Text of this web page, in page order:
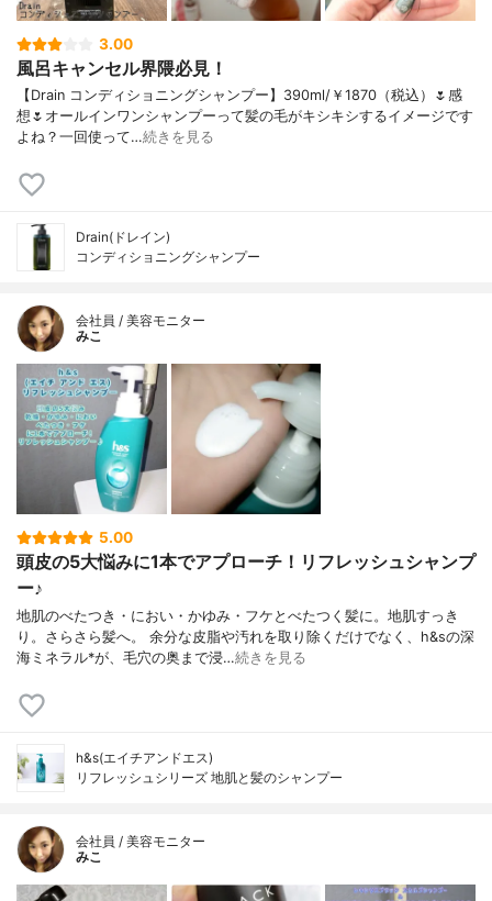
3.00
風呂キャンセル界隈必見！
【Drain コンディショニングシャンプー】390ml/￥1870（税込）🌷感
想🌷オールインワンシャンプーって髪の毛がキシキシするイメージです
よね？一回使って…続きを見る
Drain(ドレイン)
コンディショニングシャンプー
会社員 / 美容モニター
みこ
5.00
頭皮の5大悩みに1本でアプローチ！リフレッシュシャンプ
ー♪
地肌のべたつき・におい・かゆみ・フケとべたつく髪に。地肌すっき
り。さらさら髪へ。 余分な皮脂や汚れを取り除くだけでなく、h&sの深
海ミネラル*が、毛穴の奥まで浸…続きを見る
h&s(エイチアンドエス)
リフレッシュシリーズ 地肌と髪のシャンプー
会社員 / 美容モニター
みこ